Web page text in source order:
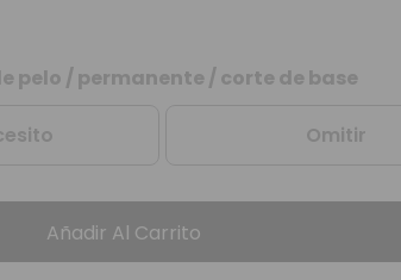
pelo / permanente / corte de base
Omitir
Añadir Al Carrito